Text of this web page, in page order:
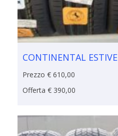
CONTINENTAL ESTIVE
Prezzo € 610,00
Offerta € 390,00